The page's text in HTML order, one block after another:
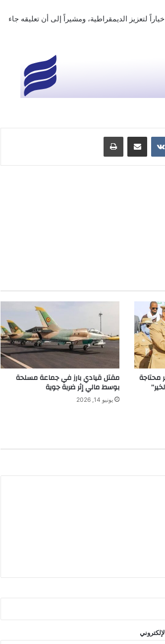
لتعزيز الديمقراطية، ومشيراً إلى أن تعليقه جاء
مشاركة عبر البريد طباعة
محتاجة مقتل قيادي بارز في جماعة مسلحة
بوسط مالي إثر ضربة جوية
يونيو 14, 2026